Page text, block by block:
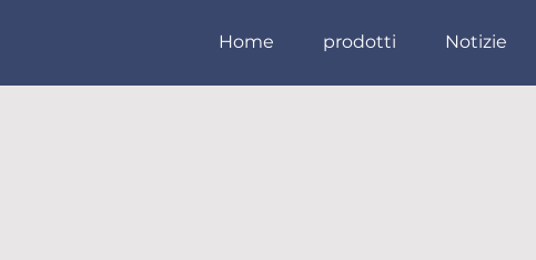
Home prodotti Notizie